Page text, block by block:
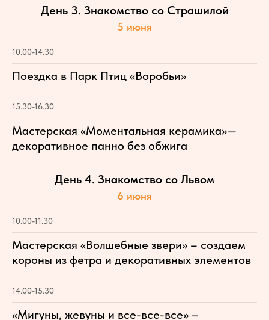
День 3. Знакомство со Страшилой
5 июня
10.00-14.30
Поездка в Парк Птиц «Воробьи»
15.30-16.30
Мастерская «Моментальная керамика»—
декоративное панно без обжига
День 4. Знакомство со Львом
6 июня
10.00-11.30
Мастерская «Волшебные звери» – создаем
короны из фетра и декоративных элементов
14.00-15.30
«Мигуны, жевуны и все-все-все» –